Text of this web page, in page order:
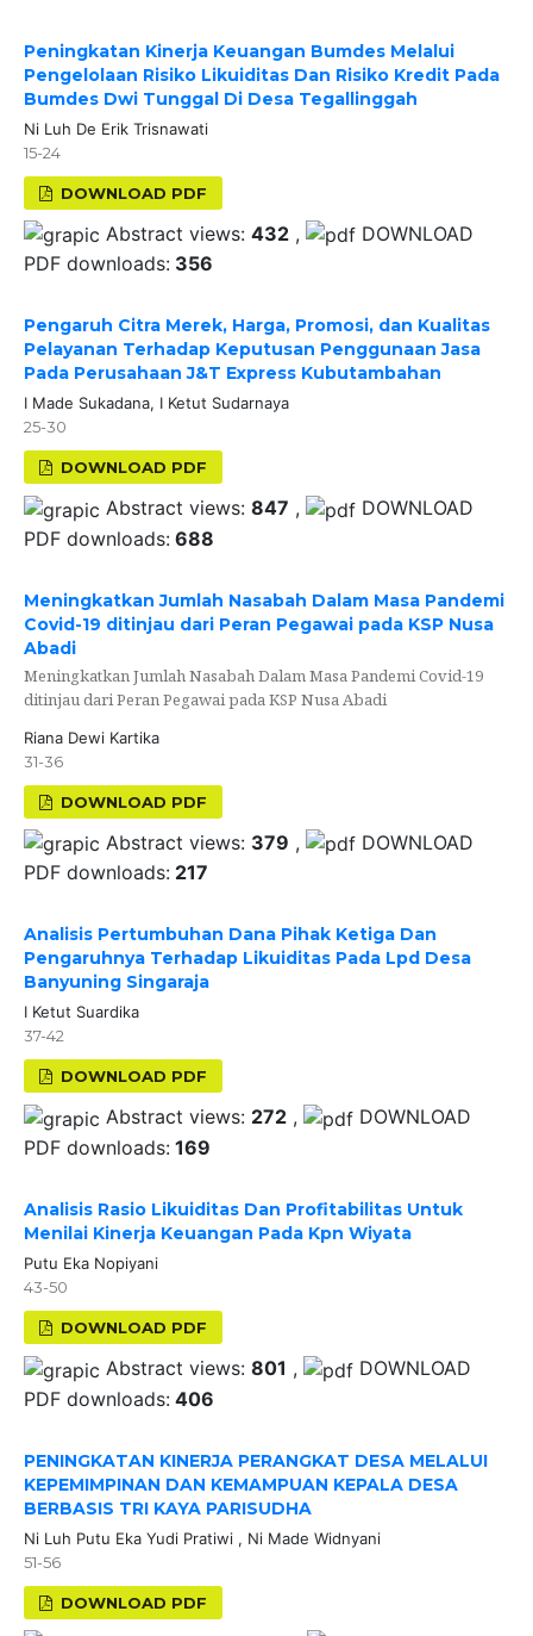
Peningkatan Kinerja Keuangan Bumdes Melalui
Pengelolaan Risiko Likuiditas Dan Risiko Kredit Pada
Bumdes Dwi Tunggal Di Desa Tegallinggah
Ni Luh De Erik Trisnawati
15-24
DOWNLOAD PDF
Abstract views: 432 ,
DOWNLOAD
PDF downloads: 356
Pengaruh Citra Merek, Harga, Promosi, dan Kualitas
Pelayanan Terhadap Keputusan Penggunaan Jasa
Pada Perusahaan J&T Express Kubutambahan
I Made Sukadana, I Ketut Sudarnaya
25-30
DOWNLOAD PDF
Abstract views: 847 ,
DOWNLOAD
PDF downloads: 688
Meningkatkan Jumlah Nasabah Dalam Masa Pandemi
Covid-19 ditinjau dari Peran Pegawai pada KSP Nusa
Abadi
Meningkatkan Jumlah Nasabah Dalam Masa Pandemi Covid-19
ditinjau dari Peran Pegawai pada KSP Nusa Abadi
Riana Dewi Kartika
31-36
DOWNLOAD PDF
Abstract views: 379 ,
DOWNLOAD
PDF downloads: 217
Analisis Pertumbuhan Dana Pihak Ketiga Dan
Pengaruhnya Terhadap Likuiditas Pada Lpd Desa
Banyuning Singaraja
I Ketut Suardika
37-42
DOWNLOAD PDF
Abstract views: 272 ,
DOWNLOAD
PDF downloads: 169
Analisis Rasio Likuiditas Dan Profitabilitas Untuk
Menilai Kinerja Keuangan Pada Kpn Wiyata
Putu Eka Nopiyani
43-50
DOWNLOAD PDF
Abstract views: 801 ,
DOWNLOAD
PDF downloads: 406
PENINGKATAN KINERJA PERANGKAT DESA MELALUI
KEPEMIMPINAN DAN KEMAMPUAN KEPALA DESA
BERBASIS TRI KAYA PARISUDHA
Ni Luh Putu Eka Yudi Pratiwi , Ni Made Widnyani
51-56
DOWNLOAD PDF